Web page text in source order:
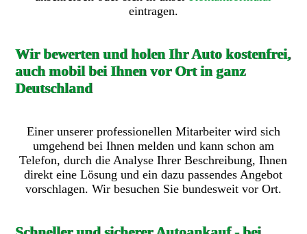
eintragen.
Wir bewerten und holen Ihr Auto kostenfrei,
auch mobil bei Ihnen vor Ort in ganz
Deutschland
Einer unserer professionellen Mitarbeiter wird sich
umgehend bei Ihnen melden und kann schon am
Telefon, durch die Analyse Ihrer Beschreibung, Ihnen
direkt eine Lösung und ein dazu passendes Angebot
vorschlagen. Wir besuchen Sie bundesweit vor Ort.